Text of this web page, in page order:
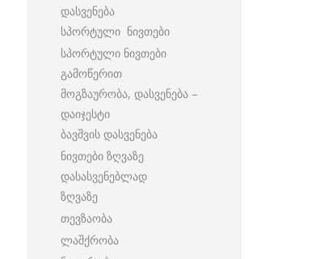
დასვენება
სპორტული ნივთები
სპორტული ნივთები
გამოწერით
მოგზაურობა, დასვენება –
დაიჯესტი
ბავშვის დასვენება
ნივთები ზღვაზე
დასასვენებლად
ზღვაზე
თევზაობა
ლაშქრობა